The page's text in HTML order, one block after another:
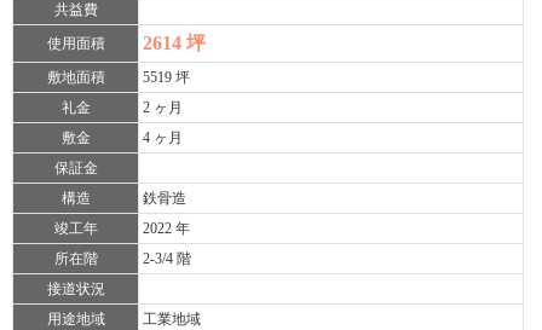
共益費
使用面積
2614 坪
敷地面積
5519 坪
礼金
2 ヶ月
敷金
4 ヶ月
保証金
構造
鉄骨造
竣工年
2022 年
所在階
2-3/4 階
接道状況
用途地域
工業地域